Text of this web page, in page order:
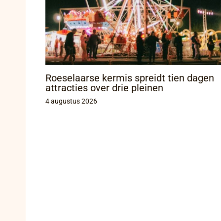
Roeselaarse kermis spreidt tien dagen
attracties over drie pleinen
4 augustus 2026